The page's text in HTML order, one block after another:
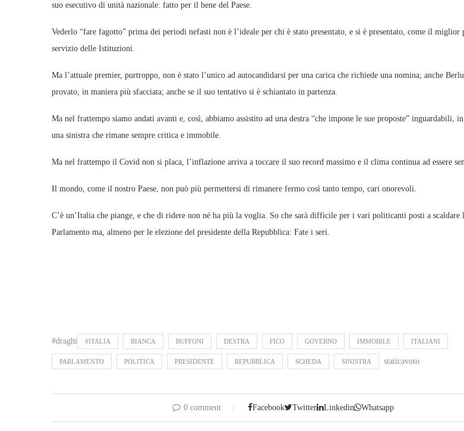
suo esecutivo di unità nazionale: fatto per il bene del Paese.
Vederlo “fare fagotto” prima dei periodi nefasti non è l’ideale per chi è stato presentato, e si è presentato, come il miglior
servizio delle Istituzioni.
Ma l’attuale premier, purtroppo, non è stato l’unico ad autocandidarsi per una carica che richiede una nomina; anche
provato, in maniera più sfacciata; anche se il suo tentativo si è schiantato in partenza.
Ma nel frattempo siamo andati avanti e, così, abbiamo assistito ad una destra “che impone le sue proposte” inguardabili,
una sinistra che rimane sempre critica e immobile.
Ma nel frattempo il Covid non si placa, l’inflazione arriva a toccare il suo record massimo e il clima continua ad essere
Il mondo, come il nostro Paese, non può più permettersi di rimanere fermo così tanto tempo, cari onorevoli.
C’è un’Italia che piange, e che di ridere non né ha più la voglia. So che sarà difficile per i vari politicanti posti a scaldare
Parlamento ma, almeno per le elezione del presidente della Repubblica: Fate i seri.
#draghi #ITALIA BIANCA BUFFONI DESTRA FICO GOVERNO IMMOBILE ITALIANI
PARLAMENTO POLITICA PRESIDENTE REPUBBLICA SCHEDA SINISTRA staticavoto
0 comment Facebook Twitter Linkedin Whatsapp